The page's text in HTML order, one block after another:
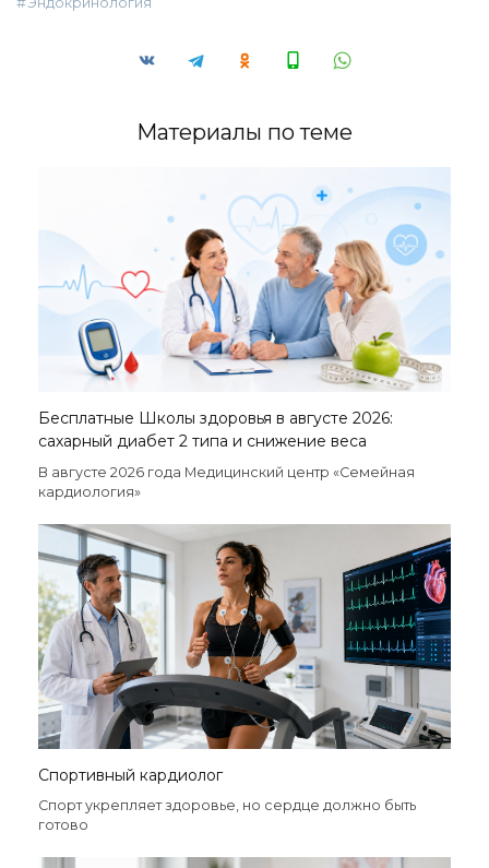
Материалы по теме
Бесплатные Школы здоровья в августе 2026:
сахарный диабет 2 типа и снижение веса
В августе 2026 года Медицинский центр «Семейная
кардиология»
Спортивный кардиолог
Спорт укрепляет здоровье, но сердце должно быть
готово